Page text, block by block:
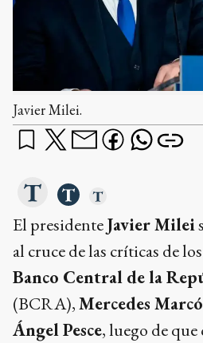
Javier Milei.
El presidenteJavier Milei
al cruce de las críticas de
Banco Central de la
(BCRA),Mercedes
Ángel Pesce, luego de